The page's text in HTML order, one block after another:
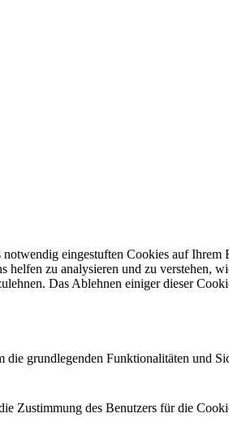
eingestuften Cookies auf Ihrem
zu analysieren und zu verstehen,
Das Ablehnen einiger dieser
grundlegenden Funktionalitäten und
Zustimmung des Benutzers für die